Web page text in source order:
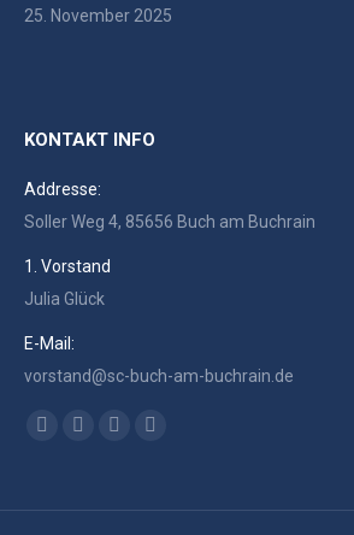
25. November 2025
KONTAKT INFO
Addresse:
Soller Weg 4, 85656 Buch am Buchrain
1. Vorstand
Julia Glück
E-Mail:
vorstand@sc-buch-am-buchrain.de
Finden Sie uns auf: